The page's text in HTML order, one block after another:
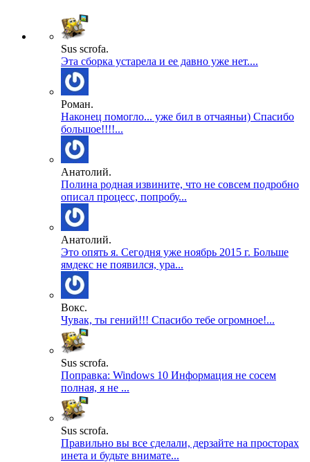
Sus scrofa.
Эта сборка устарела и ее давно уже нет....
Роман.
Наконец помогло... уже бил в отчаяньи) Спасибо
большое!!!!...
Анатолий.
Полина родная извините, что не совсем подробно
описал процесс, попробу...
Анатолий.
Это опять я. Сегодня уже ноябрь 2015 г. Больше
ямдекс не появился, ура...
Вокс.
Чувак, ты гений!!! Спасибо тебе огромное!...
Sus scrofa.
Поправка: Windows 10 Информация не сосем
полная, я не ...
Sus scrofa.
Правильно вы все сделали, дерзайте на просторах
инета и будьте внимате...